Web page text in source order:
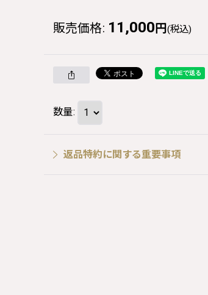
販売価格: 11,000 円 (税込)
数量:
返品特約に関する重要事項